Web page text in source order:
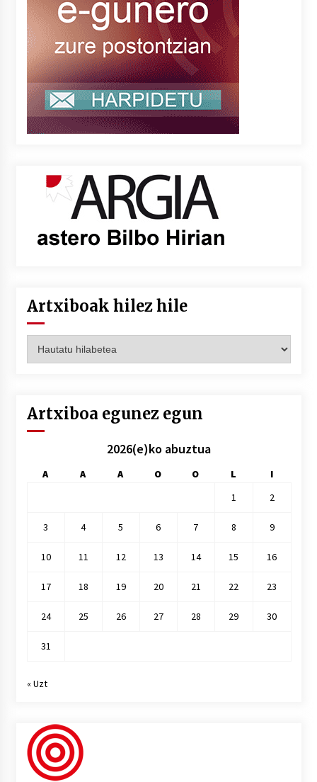
Artxiboak hilez hile
hilez
Artxiboa egunez egun
2026(e)ko abuztua
A A A O O L
I
1
2
3 4 5 6 7 8 9
10 11 12 13 14 15 16
17 18 19 20 21 22 23
24 25 26 27 28 29 30
31
« Uzt